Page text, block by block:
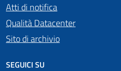
Atti di notifica
Qualità Datacenter
Sito di archivio
SEGUICI SU